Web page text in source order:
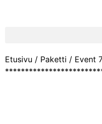
Etusivu / Paketti / Event